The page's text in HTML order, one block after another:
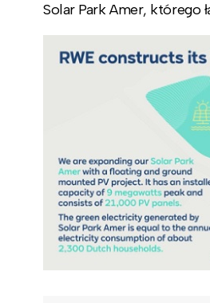
Solar Park Amer, którego